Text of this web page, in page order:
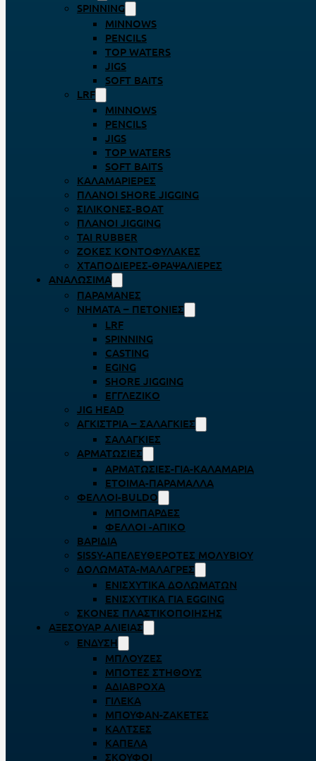
SPINNING
MINNOWS
PENCILS
TOP WATERS
JIGS
SOFT BAITS
LRF
MINNOWS
PENCILS
JIGS
TOP WATERS
SOFT BAITS
ΚΑΛΑΜΑΡΙΈΡΕΣ
ΠΛΆΝΟΙ SHORE JIGGING
ΣΙΛΙΚΌΝΕΣ-BOAT
ΠΛΆΝΟΙ JIGGING
TAI RUBBER
ΖΌΚΕΣ ΚΟΝΤΟΦΎΛΑΚΕΣ
ΧΤΑΠΟΔΙΈΡΕΣ-ΘΡΑΨΑΛΙΈΡΕΣ
ΑΝΑΛΏΣΙΜΑ
ΠΑΡΑΜΆΝΕΣ
ΝΉΜΑΤΑ – ΠΕΤΟΝΙΈΣ
LRF
SPINNING
CASTING
EGING
SHORE JIGGING
ΕΓΓΛΈΖΙΚΟ
JIG HEAD
ΑΓΚΊΣΤΡΙΑ – ΣΑΛΑΓΚΙΈΣ
ΣΑΛΑΓΚΙΈΣ
ΑΡΜΑΤΩΣΙΈΣ
ΑΡΜΑΤΩΣΙΈΣ-ΓΙΑ-ΚΑΛΑΜΆΡΙΑ
ΈΤΟΙΜΑ-ΠΑΡΆΜΑΛΛΑ
ΦΕΛΛΟΊ-BULDO
ΜΠΟΜΠΆΡΔΕΣ
ΦΕΛΛΟΊ -ΑΠΊΚΟ
ΒΑΡΊΔΙΑ
SISSY-ΑΠΕΛΕΥΘΕΡΟΤΈΣ ΜΟΛΥΒΙΟΎ
ΔΟΛΏΜΑΤΑ-ΜΑΛΆΓΡΕΣ
ΕΝΙΣΧΥΤΙΚΆ ΔΟΛΩΜΆΤΩΝ
ΕΝΙΣΧΥΤΙΚΆ ΓΙΑ EGGING
ΣΚΌΝΕΣ ΠΛΑΣΤΙΚΟΠΟΊΗΣΗΣ
ΑΞΕΣΟΥΆΡ ΑΛΙΕΊΑΣ
ΈΝΔΥΣΗ
ΜΠΛΟΎΖΕΣ
ΜΠΌΤΕΣ ΣΤΉΘΟΥΣ
ΑΔΙΆΒΡΟΧΑ
ΓΙΛΈΚΑ
ΜΠΟΥΦΆΝ-ΖΑΚΈΤΕΣ
ΚΆΛΤΣΕΣ
ΚΑΠΈΛΑ
ΣΚΟΎΦΟΙ